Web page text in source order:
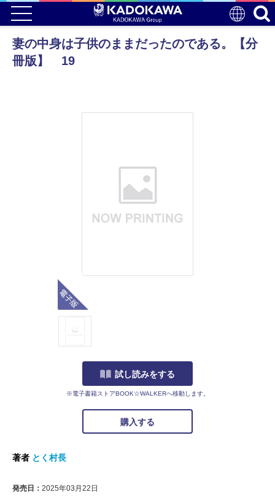
妻の中身は子供のままだったのである。【分
冊版】 19
試し読みをする
※電子書籍ストアBOOK☆WALKERへ移動します。
購入する
著者 とく村長
発売日： 2025年03月22日